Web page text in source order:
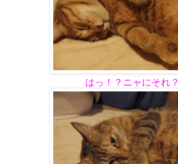
はっ！？ニャにそれ？